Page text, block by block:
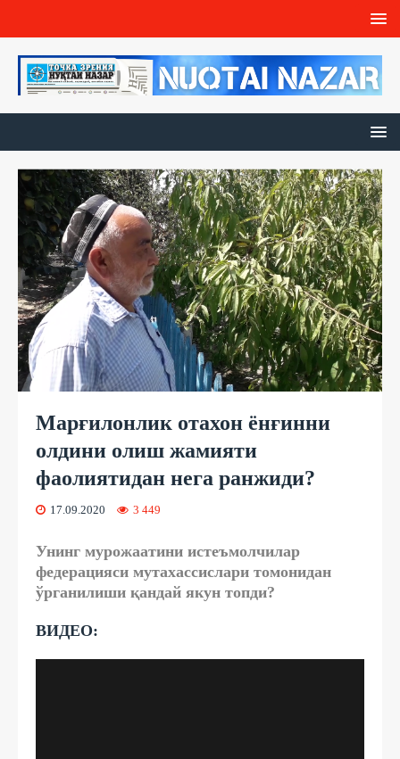
Марғилонлик отахон ёнғинни
олдини олиш жамияти
фаолиятидан нега ранжиди?
17.09.2020 3 449
Унинг мурожаатини истеъмолчилар
федерацияси мутахассислари томонидан
ўрганилиши қандай якун топди?
ВИДЕО: